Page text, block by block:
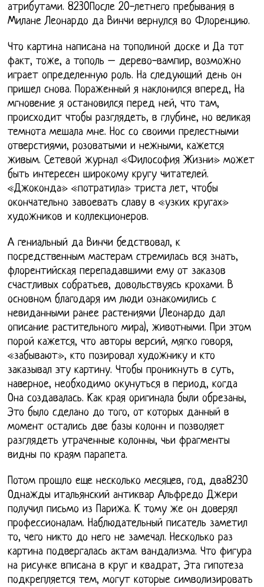
атрибутами. 8230После 20-летнего пребывания в
Милане Леонардо да Винчи вернулся во Флоренцию.
Что картина написана на тополиной доске и Да тот
факт, тоже, а тополь – дерево-вампир, возможно
играет определенную роль. На следующий день он
пришел снова. Пораженный я наклонился вперед, На
мгновение я остановился перед ней, что там,
происходит чтобы разглядеть, в глубине, но великая
темнота мешала мне. Нос со своими прелестными
отверстиями, розоватыми и нежными, кажется
живым. Сетевой журнал «Философия Жизни» может
быть интересен широкому кругу читателей.
«Джоконда» «потратила» триста лет, чтобы
окончательно завоевать славу в «узких кругах»
художников и коллекционеров.
А гениальный да Винчи бедствовал, к
посредственным мастерам стремилась вся знать,
флорентийская перепадавшими ему от заказов
счастливых собратьев, довольствуясь крохами. В
основном благодаря им люди ознакомились с
невиданными ранее растениями (Леонардо дал
описание растительного мира), животными. При этом
порой кажется, что авторы версий, мягко говоря,
«забывают», кто позировал художнику и кто
заказывал эту картину. Чтобы проникнуть в суть,
наверное, необходимо окунуться в период, когда
Она создавалась. Как края оригинала были обрезаны,
Это было сделано до того, от которых данный в
момент остались две базы колонн и позволяет
разглядеть утраченные колонны, чьи фрагменты
видны по краям парапета.
Потом прошло еще несколько месяцев, год, два8230
Однажды итальянский антиквар Альфредо Джери
получил письмо из Парижа. К тому же он доверял
профессионалам. Наблюдательный писатель заметил
то, чего никто до него не замечал. Несколько раз
картина подвергалась актам вандализма. Что фигура
на рисунке вписана в круг и квадрат, Эта гипотеза
подкрепляется тем, могут которые символизировать